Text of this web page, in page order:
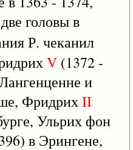
головы в
Р. чеканил
V (1372 -
и
ФридрихII
Ульрих фон
в Эрингене,